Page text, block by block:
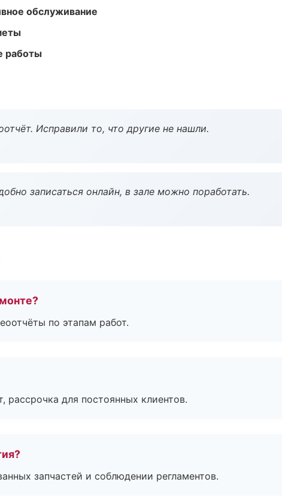
обслуживание
работы
Исправили то, что другие не нашли.
записаться онлайн, в зале можно поработать.
по этапам работ.
рассрочка для постоянных клиентов.
запчастей и соблюдении регламентов.